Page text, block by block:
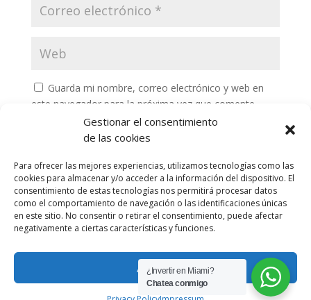
Gestionar el consentimiento
de las cookies
Para ofrecer las mejores experiencias, utilizamos tecnologías como las
cookies para almacenar y/o acceder a la información del dispositivo. El
consentimiento de estas tecnologías nos permitirá procesar datos
como el comportamiento de navegación o las identificaciones únicas
en este sitio. No consentir o retirar el consentimiento, puede afectar
negativamente a ciertas características y funciones.
Aceptar
Guarda mi nombre, correo electrónico y web en
este navegador para la próxima vez que comente.
¿Invertir en Miami?
Chatea conmigo